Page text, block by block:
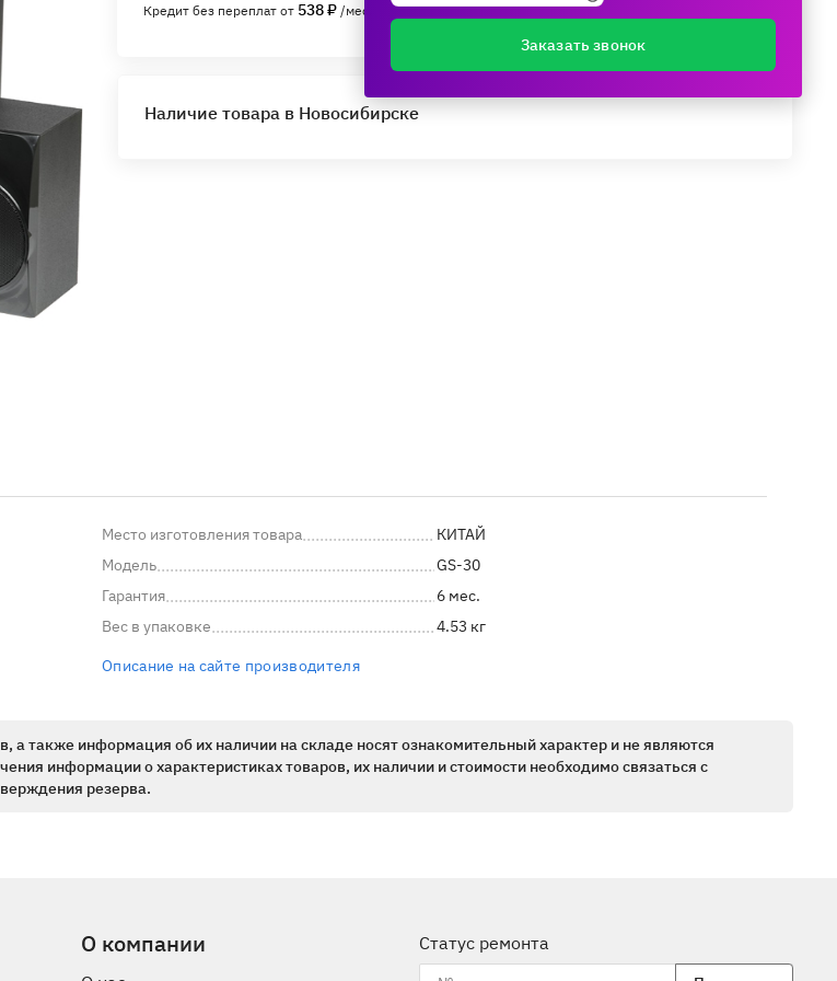
Кредит без переплат от 538 ₽ /мес.
Наличие товара в Новосибирске
Место изготовления товара
КИТАЙ
Модель
GS-30
Гарантия
6 мес.
Вес в упаковке
4.53 кг
Описание на сайте производителя
также информация об их наличии на складе носят ознакомительный характер и не являются
информации о характеристиках товаров, их наличии и стоимости необходимо связаться с
резерва.
О компании Статус ремонта
Заказать звонок